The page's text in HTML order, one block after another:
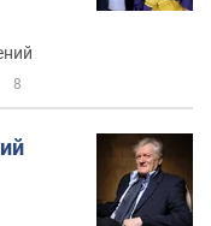
8